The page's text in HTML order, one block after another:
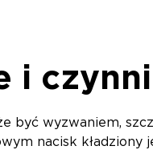
i
być wyzwaniem,
nacisk